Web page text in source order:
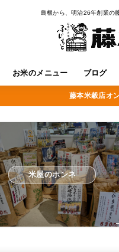
島根から、明治26年創業の
お米のメニュー ブログ
藤本米穀店オ
米屋のホンネ